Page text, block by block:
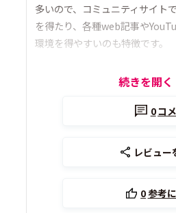
多いので、コミュニティサイト
を得たり、各種web記事や
環境を得やすいのも特徴です。
続きを開く
0コ
レビュー
0参考